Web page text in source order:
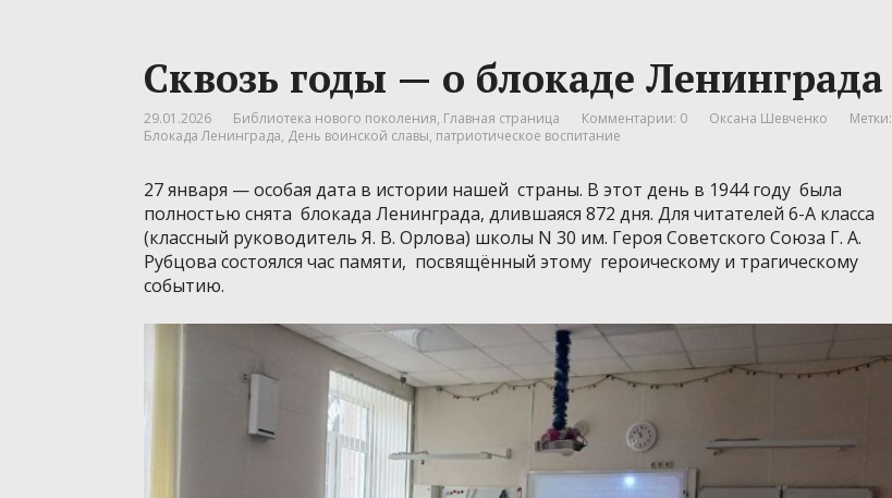
Сквозь годы — о блокаде Ленинграда
29.01.2026 Библиотека нового поколения, Главная страница Комментарии: 0 Оксана Шевченко
Метки:
Блокада Ленинграда, День воинской славы, патриотическое воспитание
27 января — особая дата в истории нашей страны. В этот день в 1944 году была
полностью снята блокада Ленинграда, длившаяся 872 дня. Для читателей 6-А класса
(классный руководитель Я. В. Орлова) школы N 30 им. Героя Советского Союза Г. А.
Рубцова состоялся час памяти, посвящённый этому героическому и трагическому
событию.